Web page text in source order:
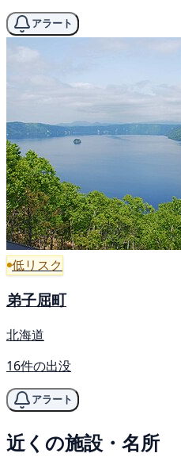
アラート
低リスク
弟子屈町
北海道
16件の出没
アラート
近くの施設・名所